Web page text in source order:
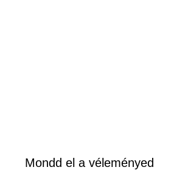
Mondd el a véleményed